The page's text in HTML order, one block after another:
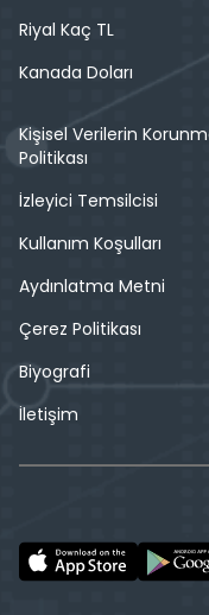
Riyal Kaç TL
Kanada Doları
Kişisel Verilerin
Politikası
İzleyici Temsilcisi
Kullanım Koşulları
Aydınlatma Metni
Çerez Politikası
Biyografi
İletişim